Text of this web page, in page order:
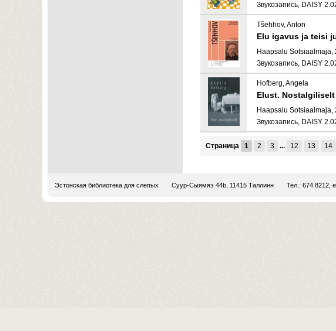
Звукозапись, DAISY
Tšehhov, Anton
Elu igavus ja teisi
Haapsalu Sotsiaalmaja,
Звукозапись, DAISY
Hofberg, Angela
Elust. Nostalgiliselt
Haapsalu Sotsiaalmaja,
Звукозапись, DAISY
Страница 1 2 3 ... 12 13 14
Эстонская библиотека для слепых Суур-Сыямяэ 44b, 11415 Таллинн Тел.: 674 8212,